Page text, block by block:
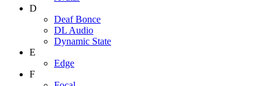
D
Deaf Bonce
DL Audio
Dynamic State
E
Edge
F